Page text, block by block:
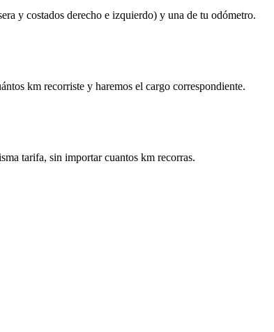
y costados derecho e izquierdo) y una de tu odómetro.
km recorriste y haremos el cargo correspondiente.
tarifa, sin importar cuantos km recorras.